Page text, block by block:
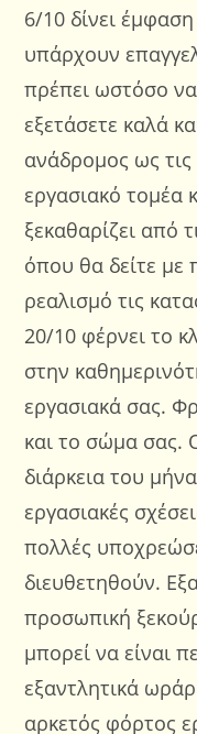
6/10 δίνει
υπάρχουν
πρέπει ωστόσο
εξετάσετε καλά
ανάδρομος ως
εργασιακό τομέα
ξεκαθαρίζει από
όπου θα δείτε με
ρεαλισμό τις
20/10 φέρνει το
στην
εργασιακά σας.
και το σώμα σας.
διάρκεια του
εργασιακές
πολλές
διευθετηθούν.
προσωπική
μπορεί να είναι
εξαντλητικά
αρκετός φόρτος